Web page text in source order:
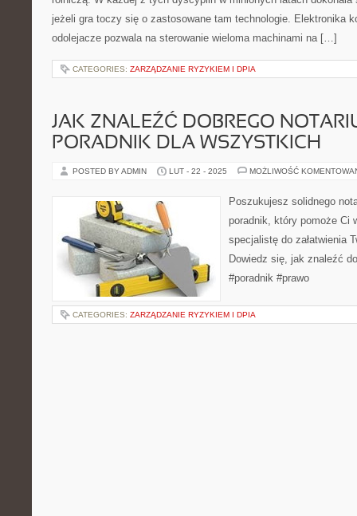
jeżeli gra toczy się o zastosowane tam technologie. Elektronika
odolejacze pozwala na sterowanie wieloma machinami na […]
CATEGORIES: ZARZĄDZANIE RYZYKIEM I DPIA
JAK ZNALEŹĆ DOBREGO
PORADNIK DLA WSZYSTKICH
POSTED BY ADMIN LUT - 22 - 2025 MOŻLIWOŚĆ
Poszukujesz solidnego
poradnik, który pomoże Ci
specjalistę do załatwienia
Dowiedz się, jak znaleźć
#poradnik #prawo
CATEGORIES: ZARZĄDZANIE RYZYKIEM I DPIA